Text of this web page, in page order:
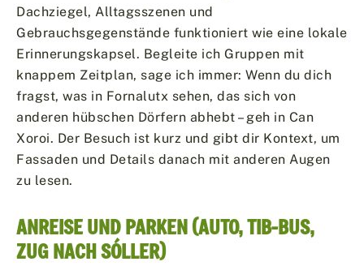
Dachziegel, Alltags­szenen und
Gebrauchsgegenstände funktioniert wie eine lokale
Erinnerungskapsel. Begleite ich Gruppen mit
knappem Zeitplan, sage ich immer: Wenn du dich
fragst, was in Fornalutx sehen, das sich von
anderen hübschen Dörfern abhebt – geh in Can
Xoroi. Der Besuch ist kurz und gibt dir Kontext, um
Fassaden und Details danach mit anderen Augen
zu lesen.
ANREISE UND PARKEN (AUTO, TIB-BUS,
ZUG NACH SÓLLER)